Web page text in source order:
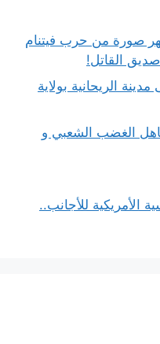
صورة من حرب فيتنام
القاتل!
الريحانية بولاية
الغضب الشعبي و
الأمريكية للأجانب..